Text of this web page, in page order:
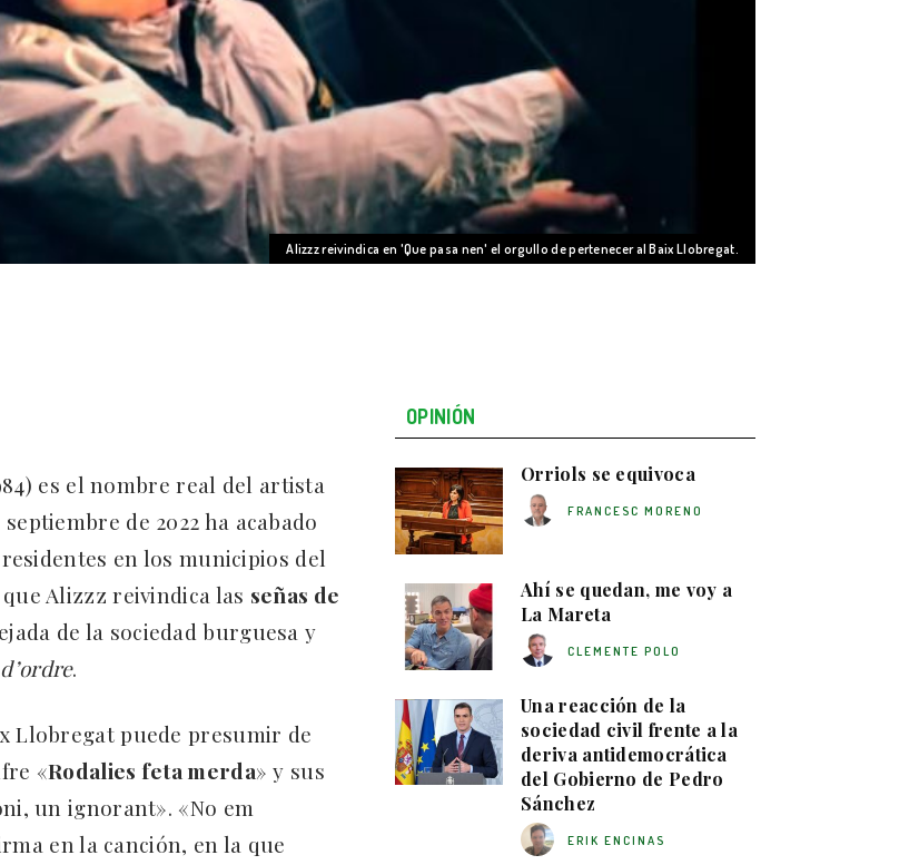
Alizzz reivindica en 'Que pasa nen' el orgullo de pertenecer al Baix Llobregat.
es el nombre real del artista
de 2022 ha acabado
en los municipios del
Alizzz reivindica las señas de
de la sociedad burguesa y
.
Llobregat puede presumir de
«Rodalies feta merda» y sus
un ignorant». «No em
en la canción, en la que
OPINIÓN
Orriols se equivoca
FRANCESC MORENO
Ahí se quedan, me voy a
La Mareta
CLEMENTE POLO
Una reacción de la
sociedad civil frente a la
deriva antidemocrática
del Gobierno de Pedro
Sánchez
ERIK ENCINAS